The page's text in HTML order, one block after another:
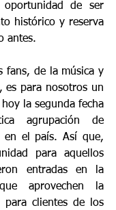
de ser
histórico y reserva
antes.
fans, de la música y
es para nosotros un
la segunda fecha
agrupación de
en el país. Así que,
para aquellos
entradas en la
aprovechen la
para clientes de los